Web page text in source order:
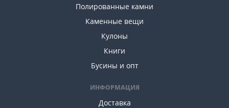
Полированные камни
Каменные вещи
Кулоны
Книги
Бусины и опт
ИНФОРМАЦИЯ
Доставка